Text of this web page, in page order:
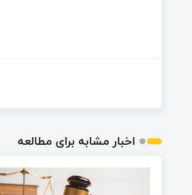
اخبار مشابه برای مطالعه